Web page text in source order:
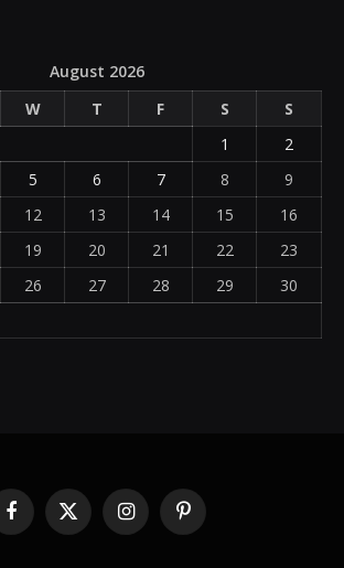
August 2026
W T F S
S
1
2
5 6 7 8
9
12 13 14 15
16
19 20 21 22
23
26 27 28 29
30
Facebook
X
(Twitter)
InstagramPinterest